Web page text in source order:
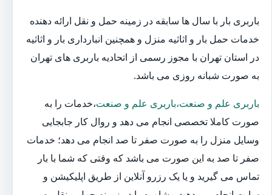
باربری بار با سال ها سابقه در زمینه حمل و نقل ارائه دهنده
خدمات حمل بار و اثاثیه منزل و همچنین انبارداری بار و اثاثیه
در استان تهران با مجوز رسمی از اتحادیه باربری های تهران
به صورت شبانه روزی می باشد.
باربری علم و صنعت،باربری علم و صنعت،خدمات را به
صورت کاملا تخصصی انجام می دهد و روال کار جابجایی
وسایل منزل را به صورت صفر تا صد انجام می دهد؛ خدمات
صفر تا صد به این صورت می باشد که وقتی که شما با بار
تماس می گیرید و یا یک رزرو آنلاین از طریق اپلیکیشن و